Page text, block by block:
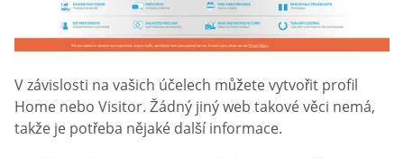
V závislosti na vašich účelech můžete vytvořit profil
Home nebo Visitor. Žádný jiný web takové věci nemá,
takže je potřeba nějaké další informace.